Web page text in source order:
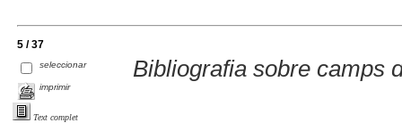
5 / 37
seleccionar
imprimir
Text complet
Bibliografia sobre camps